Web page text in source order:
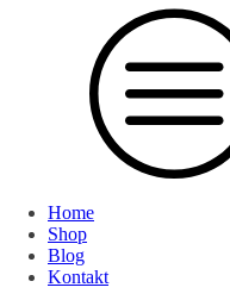
Home
Shop
Blog
Kontakt